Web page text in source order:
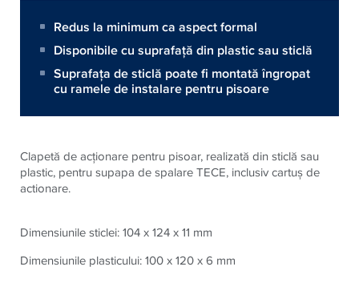
Redus la minimum ca aspect formal
Disponibile cu suprafaţă din plastic sau sticlă
Suprafaţa de sticlă poate fi montată îngropat
cu ramele de instalare pentru pisoare
Clapetă de acţionare pentru pisoar, realizată din sticlă sau
plastic, pentru supapa de spalareTECE, inclusiv cartuş de
actionare.
Dimensiunile sticlei: 104 x 124 x 11 mm
Dimensiunile plasticului: 100 x 120 x 6 mm